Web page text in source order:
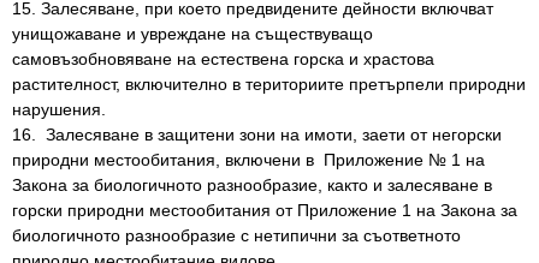
15. Залесяване, при което предвидените дейности включват
унищожаване и увреждане на съществуващо
самовъзобновяване на естествена горска и храстова
растителност, включително в териториите претърпели природни
нарушения.
16. Залесяване в защитени зони на имоти, заети от негорски
природни местообитания, включени в Приложение № 1 на
Закона за биологичното разнообразие, както и залесяване в
горски природни местообитания от Приложение 1 на Закона за
биологичното разнообразие с нетипични за съответното